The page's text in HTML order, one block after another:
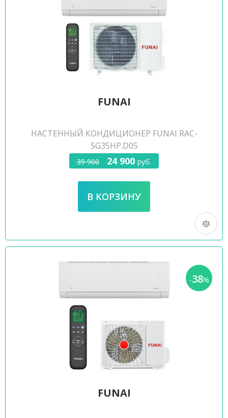
FUNAI
НАСТЕННЫЙ КОНДИЦИОНЕР FUNAI RAC-
SG35HP.D05
39 900 24 900 руб.
-38%
FUNAI